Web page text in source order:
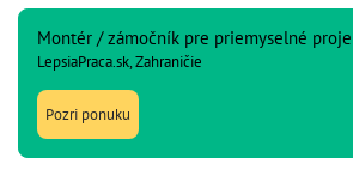
Montér / zámočník pre priemyselné
LepsiaPraca.sk, Zahraničie
Pozri ponuku